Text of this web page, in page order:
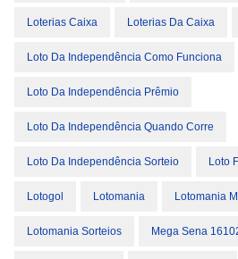
Loterias Caixa Loterias Da Caixa
Loto Da Independência Como Funciona
Loto Da Independência Prêmio
Loto Da Independência Quando Corre
Loto Da Independência Sorteio Loto
Lotogol Lotomania Lotomania
Lotomania Sorteios Mega Sena